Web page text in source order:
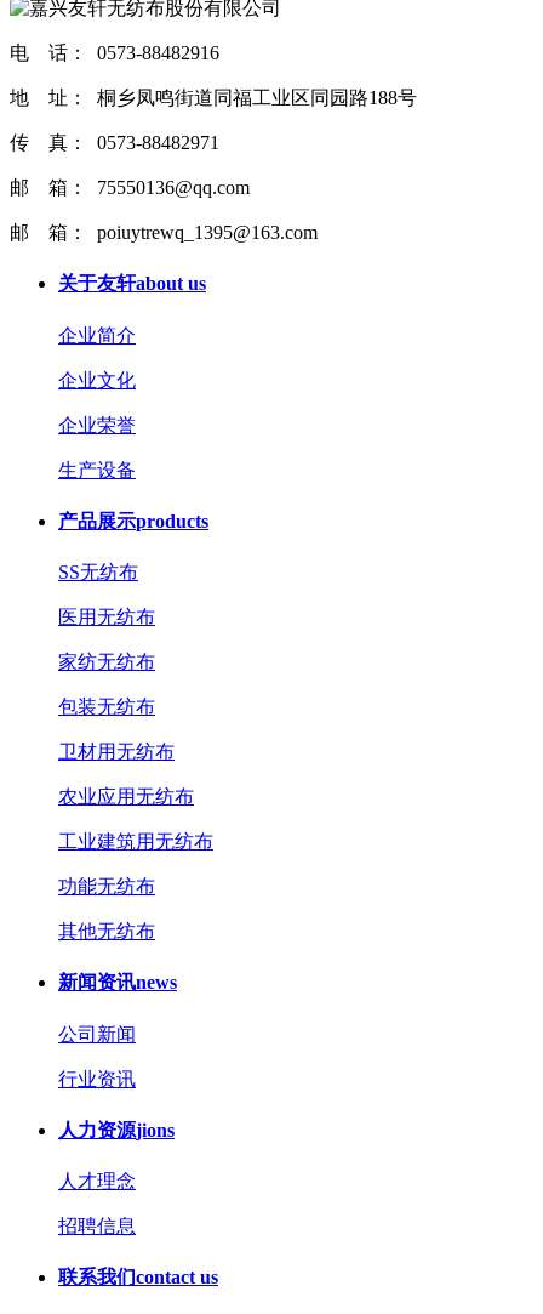
电 话： 0573-88482916
地 址： 桐乡凤鸣街道同福工业区同园路188号
传 真： 0573-88482971
邮 箱： 75550136@qq.com
邮 箱： poiuytrewq_1395@163.com
关于友轩about us
企业简介
企业文化
企业荣誉
生产设备
产品展示products
SS无纺布
医用无纺布
家纺无纺布
包装无纺布
卫材用无纺布
农业应用无纺布
工业建筑用无纺布
功能无纺布
其他无纺布
新闻资讯news
公司新闻
行业资讯
人力资源jions
人才理念
招聘信息
联系我们contact us